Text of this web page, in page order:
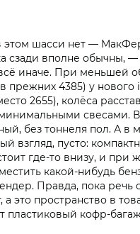
этом шасси нет —
сзади вполне обычны, —
иначе. При меньшей
прежних 4385) у нового
2655), колёса
минимальными свесами.
без тоннеля пол. А в
взгляд, пусто:
где-то внизу, и при
какой-нибудь
Правда, пока речь
а это пространство в
пластиковый кофр-